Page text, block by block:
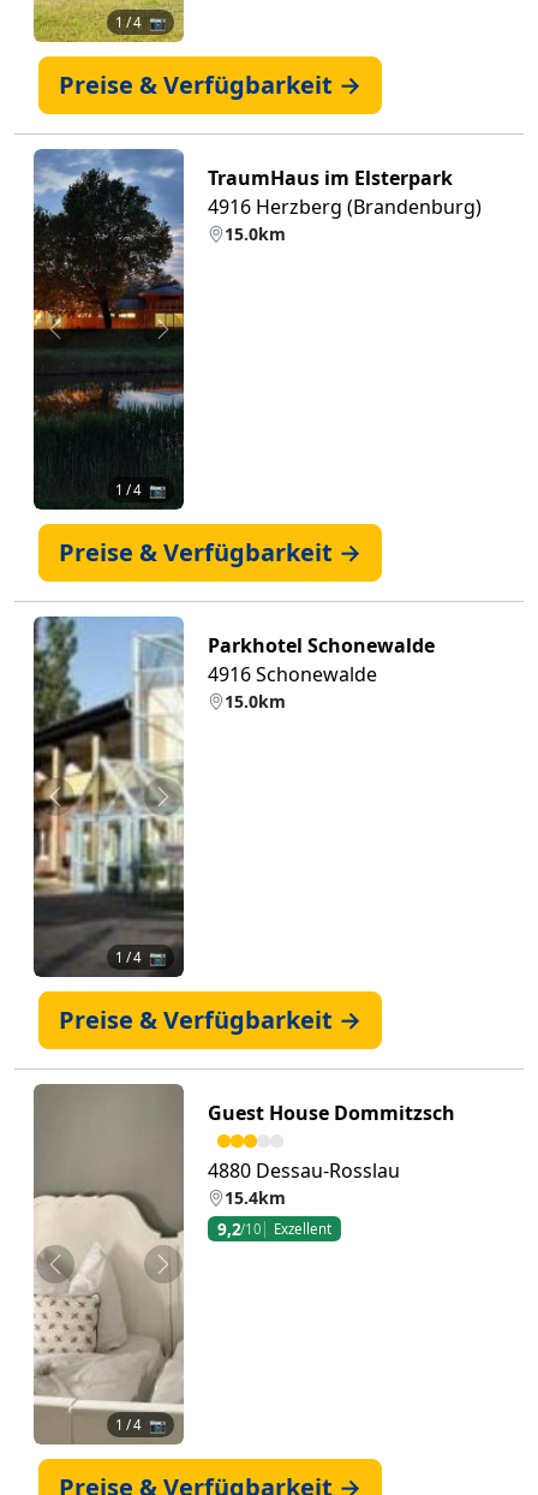
1 / 4 📷
Preise & Verfügbarkeit →
Zurück Weiter
1 / 4 📷
TraumHaus im Elsterpark
4916 Herzberg (Brandenburg)
15.0km
Preise & Verfügbarkeit →
Zurück Weiter
1 / 4 📷
Parkhotel Schonewalde
4916 Schonewalde
15.0km
Preise & Verfügbarkeit →
Zurück Weiter
1 / 4 📷
Guest House Dommitzsch
4880 Dessau-Rosslau
15.4km
9,2/10 Exzellent
Preise & Verfügbarkeit →